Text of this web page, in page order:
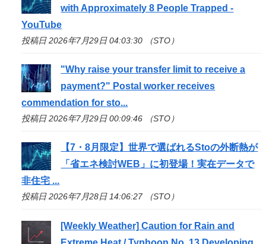
with Approximately 8 People Trapped -
YouTube
投稿日 2026年7月29日 04:03:30 （STO）
"Why raise your transfer limit to receive a
payment?" Postal worker receives
commendation forsto...
投稿日 2026年7月29日 00:09:46 （STO）
【7・8月限定】世界で選ばれるStoの外断熱が
「省エネ検討WEB」に初登場！実在データで
非住宅 ...
投稿日 2026年7月28日 14:06:27 （STO）
[Weekly Weather] Caution for Rain and